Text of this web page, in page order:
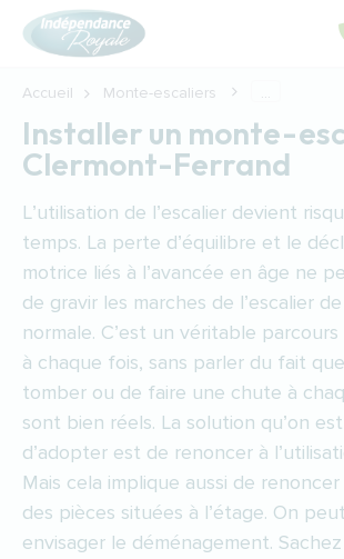
Aller au contenu principal
Accueil Monte-escaliers ...
Installer un monte-
Clermont-Ferrand
L’utilisation de l’escalier devient
temps. La perte d’équilibre et le
motrice liés à l’avancée en âge ne
de gravir les marches de l’escalier
normale. C’est un véritable
à chaque fois, sans parler du fait
tomber ou de faire une chute à
sont bien réels. La solution qu’on
d’adopter est de renoncer à
Mais cela implique aussi de renoncer
des pièces situées à l’étage. On
envisager le déménagement.